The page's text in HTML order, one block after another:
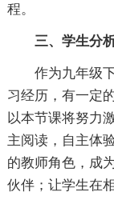
程。
三、学生分
作为九年级
习经历，有一定
以本节课将努力
主阅读，自主体
的教师角色，成
伙伴；让学生在